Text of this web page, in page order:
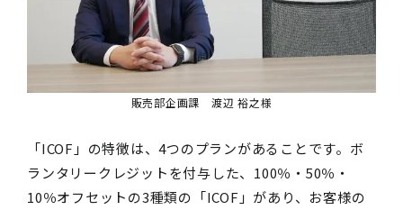
販売部企画課 渡辺 裕之様
「ICOF」の特徴は、4つのプランがあることです。ボ
ランタリークレジットを付与した、100％・50％・
10％オフセットの3種類の「ICOF」があり、お客様の